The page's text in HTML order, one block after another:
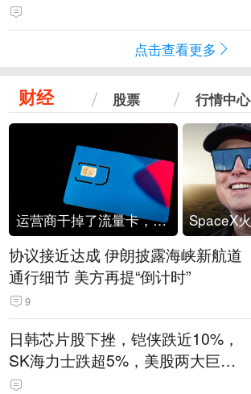
点击查看更多
财经 股票 行情中心
运营商干掉了流量卡，他们真的玩不起了
协议接近达成 伊朗披露海峡新航道
通行细节 美方再提“倒计时”
9
日韩芯片股下挫，铠侠跌近10%，
SK海力士跌超5%，美股两大巨头
遭遇业绩杀